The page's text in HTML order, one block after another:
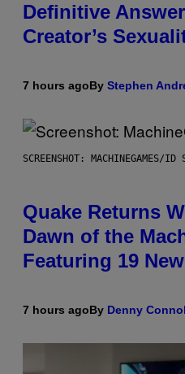
Definitive
Creator’s
7 hours agoBy Stephen
SCREENSHOT: MACHINEGAMES/ID
Quake Returns
Dawn of the
Featuring 19
7 hours agoBy Denny